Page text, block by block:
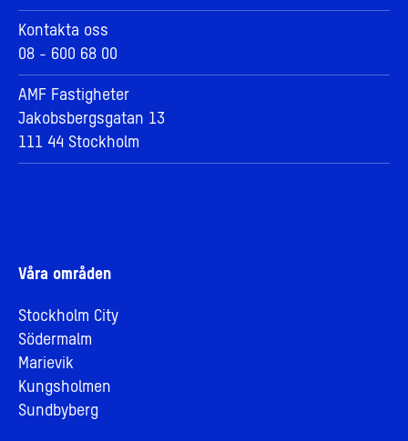
Kontakta oss
08 - 600 68 00
AMF Fastigheter
Jakobsbergsgatan 13
111 44 Stockholm
Våra områden
Stockholm City
Södermalm
Marievik
Kungsholmen
Sundbyberg